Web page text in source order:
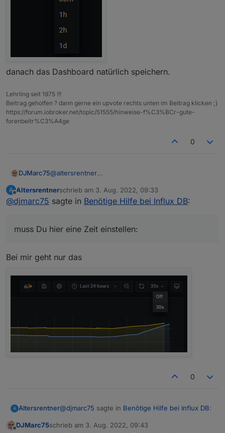
danach das Dashboard natürlich speichern.
Lehrling seit 1975 !!!
Beitrag geholfen ? dann gerne ein upvote rechts unten im Beitrag klicken ;)
https://forum.iobroker.net/topic/51555/hinweise-f%C3%BCr-gute-
forenbeitr%C3%A4ge
0
DJMarc75@altersrentner
wenn Du das Dashboard meinst dann muss Du hier
eine Zeit einstellen:
A
Offline
Altersrentnerschrieb am 3. Aug. 2022, 09:33
zuletzt editiert von
@djmarc75 sagte in Benötige Hilfe bei Influx DB:
muss Du hier eine Zeit einstellen:
Bei mir geht nur das
0
A Altersrentner@djmarc75 sagte in Benötige Hilfe bei Influx DB:
DJMarc75schrieb am 3. Aug. 2022, 09:43
zuletzt editiert von